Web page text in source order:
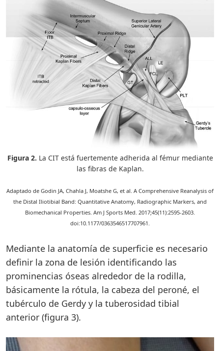
Figura 2. La CIT está fuertemente adherida al fémur mediante
las fibras de Kaplan.
Adaptado de Godin JA, Chahla J, Moatshe G, et al. A Comprehensive Reanalysis of
the Distal Iliotibial Band: Quantitative Anatomy, Radiographic Markers, and
Biomechanical Properties. Am J Sports Med. 2017;45(11):2595-2603.
doi:10.1177/0363546517707961.
Mediante la anatomía de superficie es necesario
definir la zona de lesión identificando las
prominencias óseas alrededor de la rodilla,
básicamente la rótula, la cabeza del peroné, el
tubérculo de Gerdy y la tuberosidad tibial
anterior (figura 3).